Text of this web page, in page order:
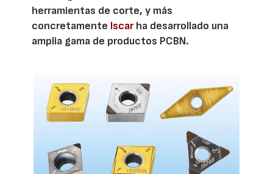
herramientas de corte, y más
concretamente Iscarha desarrollado una
amplia gama de productos PCBN.